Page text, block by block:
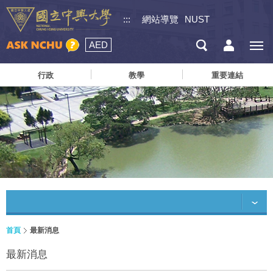
::: 網站導覽 NUST
AED
行政 教學 重要連結
首頁 最新消息
最新消息